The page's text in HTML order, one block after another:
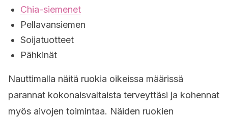
Chia-siemenet
Pellavansiemen
Soijatuotteet
Pähkinät
Nauttimalla näitä ruokia oikeissa määrissä
parannat kokonaisvaltaista terveyttäsi ja kohennat
myös aivojen toimintaa. Näiden ruokien